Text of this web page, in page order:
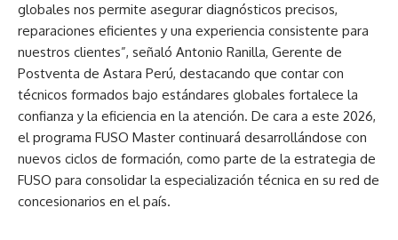
globales nos permite asegurar diagnósticos precisos,
reparaciones eficientes y una experiencia consistente para
nuestros clientes”, señaló Antonio Ranilla, Gerente de
Postventa de Astara Perú, destacando que contar con
técnicos formados bajo estándares globales fortalece la
confianza y la eficiencia en la atención. De cara a este 2026,
el programa FUSO Master continuará desarrollándose con
nuevos ciclos de formación, como parte de la estrategia de
FUSO para consolidar la especialización técnica en su red de
concesionarios en el país.